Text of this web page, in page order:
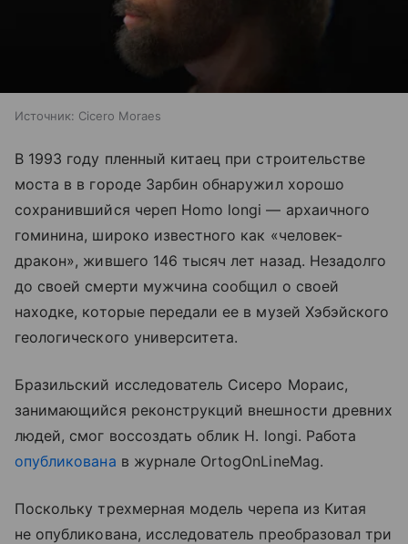
Источник: Cicero Moraes
В 1993 году пленный китаец при строительстве
моста в в городе Зарбин обнаружил хорошо
сохранившийся череп Homo longi — архаичного
гоминина, широко известного как «человек-
дракон», жившего 146 тысяч лет назад. Незадолго
до своей смерти мужчина сообщил о своей
находке, которые передали ее в музей Хэбэйского
геологического университета.
Бразильский исследователь Сисеро Мораис,
занимающийся реконструкций внешности древних
людей, смог воссоздать облик H. longi. Работа
опубликована в журнале OrtogOnLineMag.
Поскольку трехмерная модель черепа из Китая
не опубликована, исследователь преобразовал три